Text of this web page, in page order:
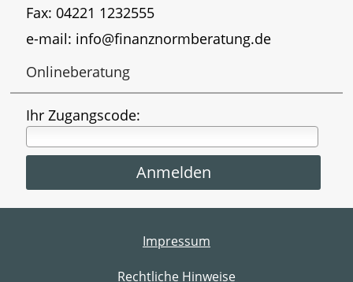
Fax: 04221 1232555
e-mail: info@finanznormberatung.de
Onlineberatung
Ihr Zugangscode:
Impressum
Rechtliche Hinweise